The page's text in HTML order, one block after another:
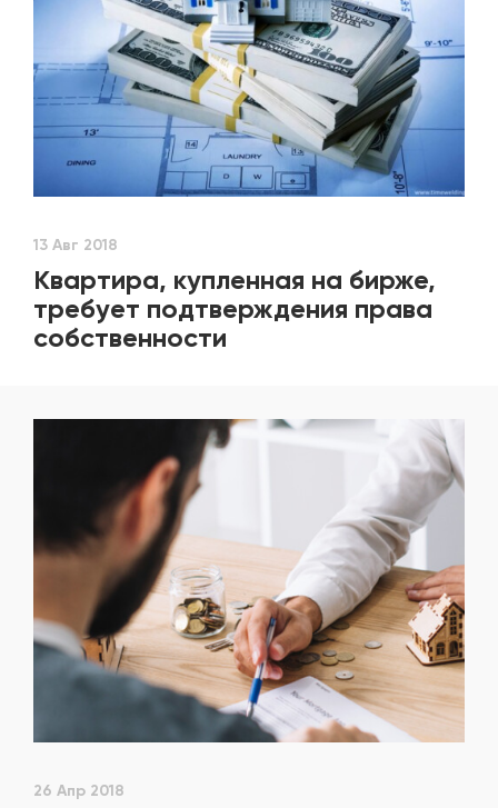
13 Авг 2018
Квартира, купленная на бирже,
требует подтверждения права
собственности
26 Апр 2018